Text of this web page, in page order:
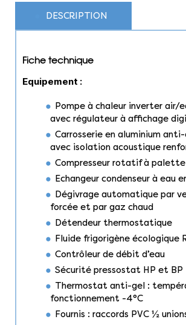
DESCRIPTION
Fiche technique
Equipement :
Pompe à chaleur inverter air/
avec régulateur à affichage
Carrosserie en aluminium
avec isolation acoustique
Compresseur rotatif à palette
Echangeur condenseur à eau
Dégivrage automatique par
forcée et par gaz chaud
Détendeur thermostatique
Fluide frigorigène écologique
Contrôleur de débit d’eau
Sécurité pressostat HP et BP
Thermostat anti-gel :
fonctionnement -4°C
Fournis : raccords PVC ½